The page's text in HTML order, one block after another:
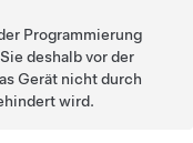
Programmierung
deshalb vor der
Gerät nicht durch
wird.